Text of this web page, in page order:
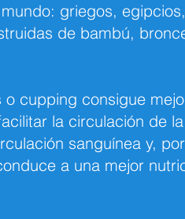
griegos,
de bambú,
cupping consigue
la circulación de
sanguínea y,
a una mejor